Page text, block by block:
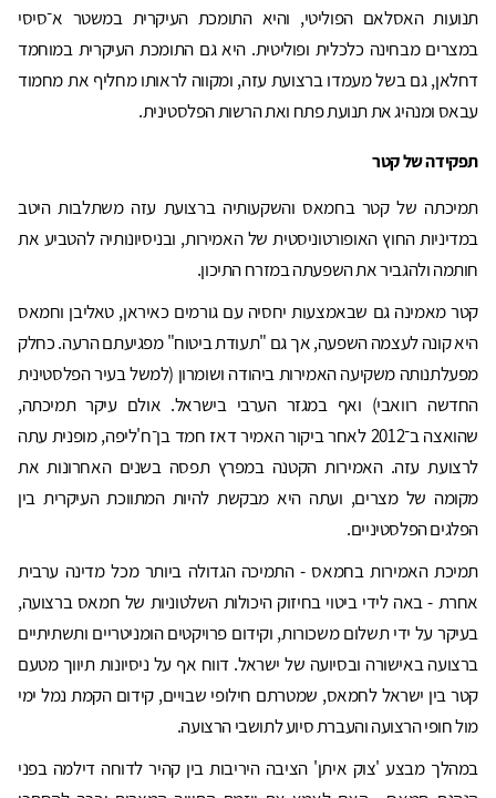
תנועות האסלאם הפוליטי, והיא התומכת העיקרית במשטר א־סיסי
במצרים מבחינה כלכלית ופוליטית. היא גם התומכת העיקרית במוחמד
דחלאן, גם בשל מעמדו ברצועת עזה, ומקווה לראותו מחליף את מחמוד
עבאס ומנהיג את תנועת פתח ואת הרשות הפלסטינית.
תפקידה של קטר
תמיכתה של קטר בחמאס והשקעותיה ברצועת עזה משתלבות היטב
במדיניות החוץ האופורטוניסטית של האמירות, ובניסיונותיה להטביע את
חותמה ולהגביר את השפעתה במזרח התיכון.
קטר מאמינה גם שבאמצעות יחסיה עם גורמים כאיראן, טאליבן וחמאס
היא קונה לעצמה השפעה, אך גם "תעודת ביטוח" מפגיעתם הרעה. כחלק
מפעלתנותה משקיעה האמירות ביהודה ושומרון (למשל בעיר הפלסטינית
החדשה רוואבי) ואף במגזר הערבי בישראל. אולם עיקר תמיכתה,
שהואצה ב־2012 לאחר ביקור האמיר דאז חמד בן־ח'ליפה, מופנית עתה
לרצועת עזה. האמירות הקטנה במפרץ תפסה בשנים האחרונות את
מקומה של מצרים, ועתה היא מבקשת להיות המתווכת העיקרית בין
הפלגים הפלסטיניים.
תמיכת האמירות בחמאס - התמיכה הגדולה ביותר מכל מדינה ערבית
אחרת - באה לידי ביטוי בחיזוק היכולות השלטוניות של חמאס ברצועה,
בעיקר על ידי תשלום משכורות, וקידום פרויקטים הומניטריים ותשתיתיים
ברצועה באישורה ובסיועה של ישראל. דווח אף על ניסיונות תיווך מטעם
קטר בין ישראל לחמאס, שמטרתם חילופי שבויים, קידום הקמת נמל ימי
מול חופי הרצועה והעברת סיוע לתושבי הרצועה.
במהלך מבצע 'צוק איתן' הציבה היריבות בין קהיר לדוחה דילמה בפני